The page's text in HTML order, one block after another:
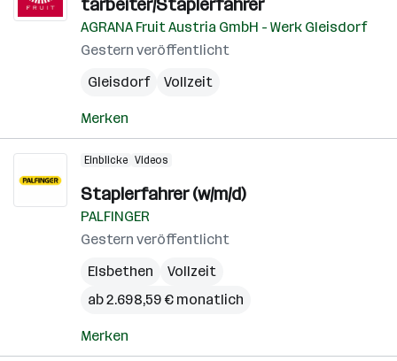
tarbeiter/Staplerfahrer
AGRANA Fruit Austria GmbH - Werk Gleisdorf
Gestern veröffentlicht
Gleisdorf
Vollzeit
Merken
Einblicke Videos
Staplerfahrer (w/m/d)
PALFINGER
Gestern veröffentlicht
Elsbethen
Vollzeit
ab 2.698,59 € monatlich
Merken